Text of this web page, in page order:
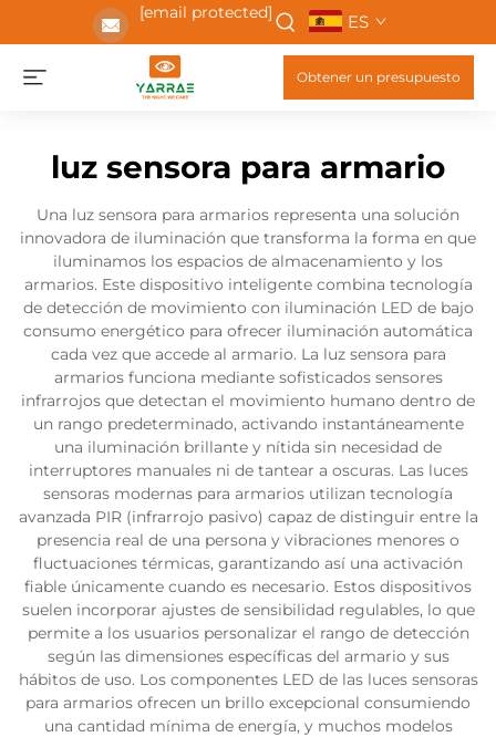
[email protected] ES
Obtener un presupuesto
luz sensora para armario
Una luz sensora para armarios representa una solución
innovadora de iluminación que transforma la forma en que
iluminamos los espacios de almacenamiento y los
armarios. Este dispositivo inteligente combina tecnología
de detección de movimiento con iluminación LED de bajo
consumo energético para ofrecer iluminación automática
cada vez que accede al armario. La luz sensora para
armarios funciona mediante sofisticados sensores
infrarrojos que detectan el movimiento humano dentro de
un rango predeterminado, activando instantáneamente
una iluminación brillante y nítida sin necesidad de
interruptores manuales ni de tantear a oscuras. Las luces
sensoras modernas para armarios utilizan tecnología
avanzada PIR (infrarrojo pasivo) capaz de distinguir entre la
presencia real de una persona y vibraciones menores o
fluctuaciones térmicas, garantizando así una activación
fiable únicamente cuando es necesario. Estos dispositivos
suelen incorporar ajustes de sensibilidad regulables, lo que
permite a los usuarios personalizar el rango de detección
según las dimensiones específicas del armario y sus
hábitos de uso. Los componentes LED de las luces sensoras
para armarios ofrecen un brillo excepcional consumiendo
una cantidad mínima de energía, y muchos modelos